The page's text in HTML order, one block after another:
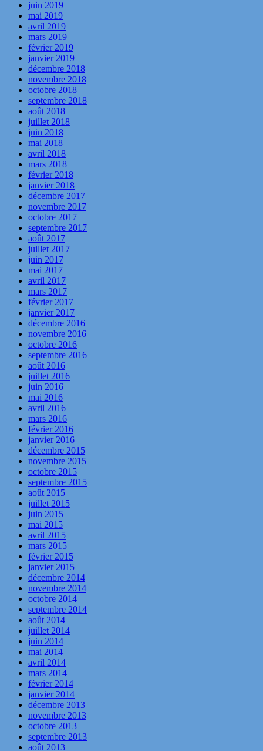
juin 2019
mai 2019
avril 2019
mars 2019
février 2019
janvier 2019
décembre 2018
novembre 2018
octobre 2018
septembre 2018
août 2018
juillet 2018
juin 2018
mai 2018
avril 2018
mars 2018
février 2018
janvier 2018
décembre 2017
novembre 2017
octobre 2017
septembre 2017
août 2017
juillet 2017
juin 2017
mai 2017
avril 2017
mars 2017
février 2017
janvier 2017
décembre 2016
novembre 2016
octobre 2016
septembre 2016
août 2016
juillet 2016
juin 2016
mai 2016
avril 2016
mars 2016
février 2016
janvier 2016
décembre 2015
novembre 2015
octobre 2015
septembre 2015
août 2015
juillet 2015
juin 2015
mai 2015
avril 2015
mars 2015
février 2015
janvier 2015
décembre 2014
novembre 2014
octobre 2014
septembre 2014
août 2014
juillet 2014
juin 2014
mai 2014
avril 2014
mars 2014
février 2014
janvier 2014
décembre 2013
novembre 2013
octobre 2013
septembre 2013
août 2013